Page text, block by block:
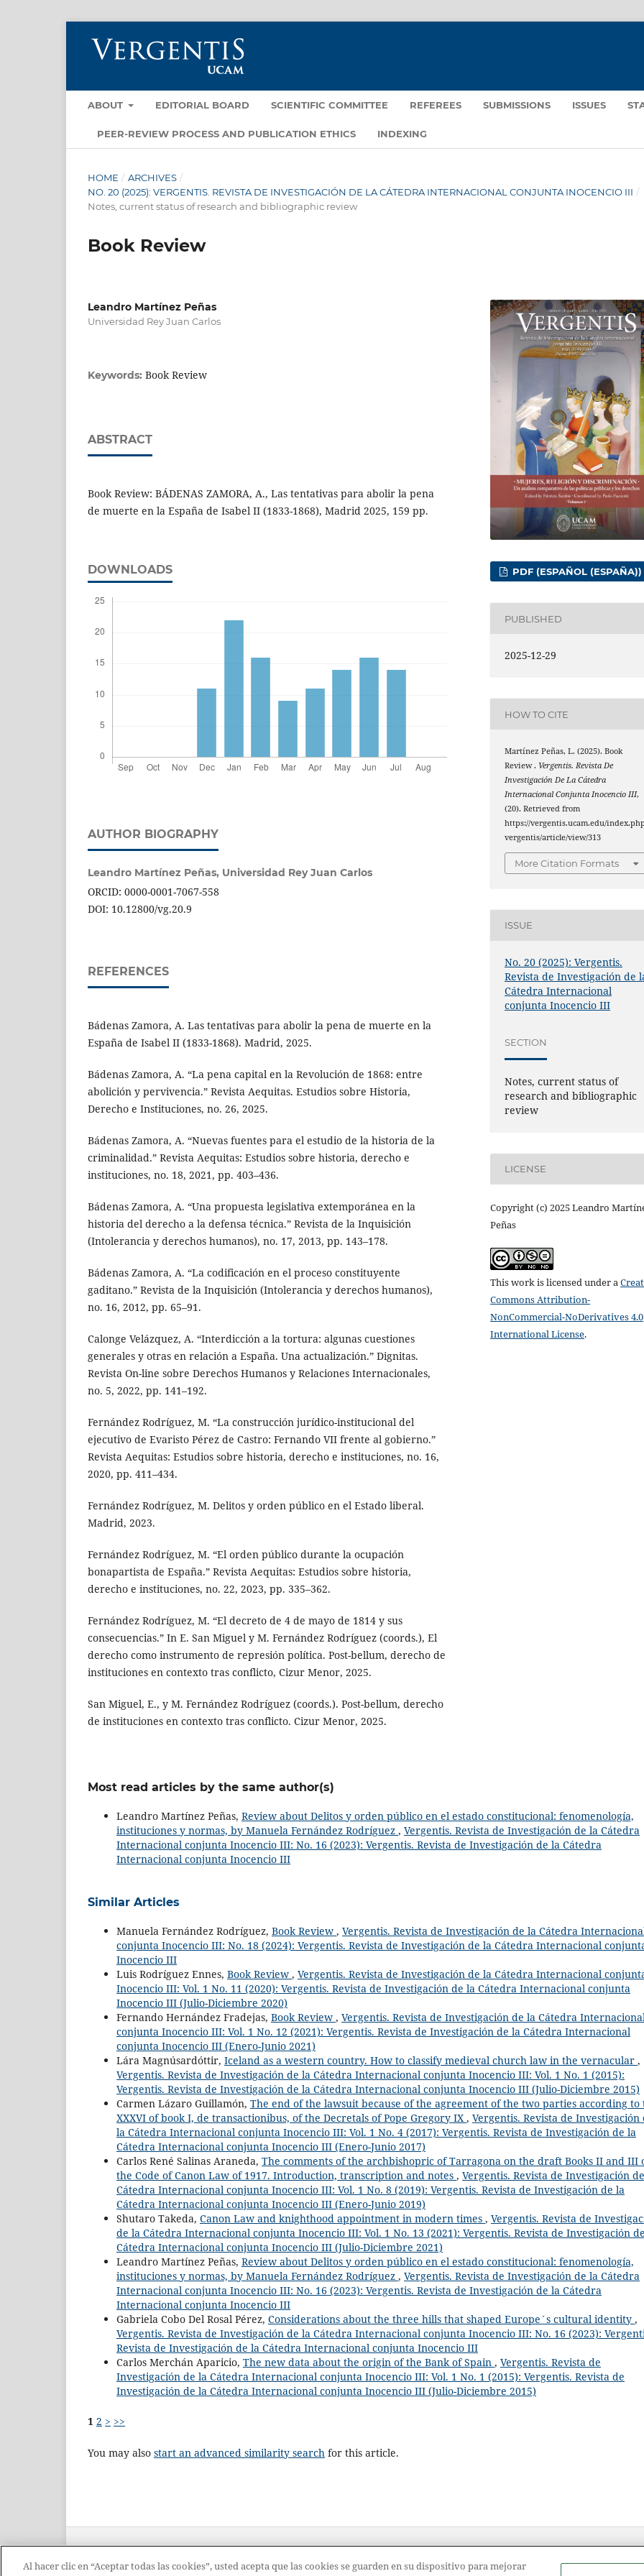
ABOUT EDITORIAL BOARD SCIENTIFIC COMMITTEE REFEREES SUBMISSIONS ISSUES
PEER-REVIEW PROCESS AND PUBLICATION ETHICS INDEXING
HOME / ARCHIVES /
NO. 20 (2025): VERGENTIS. REVISTA DE INVESTIGACIÓN DE LA CÁTEDRA INTERNACIONAL CONJUNTA INOCENCIO III /
Notes, current status of research and bibliographic review
Book Review
Leandro Martínez Peñas
Universidad Rey Juan Carlos
Keywords: Book Review
ABSTRACT
Book Review: BÁDENAS ZAMORA, A., Las tentativas para abolir la pena
de muerte en la España de Isabel II (1833-1868), Madrid 2025, 159 pp.
DOWNLOADS
AUTHOR BIOGRAPHY
Leandro Martínez Peñas, Universidad Rey Juan Carlos
ORCID: 0000-0001-7067-558
DOI: 10.12800/vg.20.9
REFERENCES
Bádenas Zamora, A. Las tentativas para abolir la pena de muerte en la
España de Isabel II (1833-1868). Madrid, 2025.
Bádenas Zamora, A. “La pena capital en la Revolución de 1868: entre
abolición y pervivencia.” Revista Aequitas. Estudios sobre Historia,
Derecho e Instituciones, no. 26, 2025.
Bádenas Zamora, A. “Nuevas fuentes para el estudio de la historia de la
criminalidad.” Revista Aequitas: Estudios sobre historia, derecho e
instituciones, no. 18, 2021, pp. 403–436.
Bádenas Zamora, A. “Una propuesta legislativa extemporánea en la
historia del derecho a la defensa técnica.” Revista de la Inquisición
(Intolerancia y derechos humanos), no. 17, 2013, pp. 143–178.
Bádenas Zamora, A. “La codificación en el proceso constituyente
gaditano.” Revista de la Inquisición (Intolerancia y derechos humanos),
no. 16, 2012, pp. 65–91.
Calonge Velázquez, A. “Interdicción a la tortura: algunas cuestiones
generales y otras en relación a España. Una actualización.” Dignitas.
Revista On-line sobre Derechos Humanos y Relaciones Internacionales,
no. 5, 2022, pp. 141–192.
Fernández Rodríguez, M. “La construcción jurídico-institucional del
ejecutivo de Evaristo Pérez de Castro: Fernando VII frente al gobierno.”
Revista Aequitas: Estudios sobre historia, derecho e instituciones, no. 16,
2020, pp. 411–434.
Fernández Rodríguez, M. Delitos y orden público en el Estado liberal.
Madrid, 2023.
Fernández Rodríguez, M. “El orden público durante la ocupación
bonapartista de España.” Revista Aequitas: Estudios sobre historia,
derecho e instituciones, no. 22, 2023, pp. 335–362.
Fernández Rodríguez, M. “El decreto de 4 de mayo de 1814 y sus
consecuencias.” In E. San Miguel y M. Fernández Rodríguez (coords.), El
derecho como instrumento de represión política. Post-bellum, derecho de
instituciones en contexto tras conflicto, Cizur Menor, 2025.
San Miguel, E., y M. Fernández Rodríguez (coords.). Post-bellum, derecho
de instituciones en contexto tras conflicto. Cizur Menor, 2025.
PDF (ESPAÑOL (ESPAÑA))
PUBLISHED
2025-12-29
HOW TO CITE
Martínez Peñas, L. (2025). Book
Review . Vergentis. Revista De
Investigación De La Cátedra
Internacional Conjunta Inocencio III,
(20). Retrieved from
https://vergentis.ucam.edu/
vergentis/article/view/313
More Citation Formats
ISSUE
No. 20 (2025): Vergentis.
Revista de Investigación de
Cátedra Internacional
conjunta Inocencio III
SECTION
Notes, current status of
research and bibliographic
review
LICENSE
Copyright (c) 2025 Leandro
Peñas
This work is licensed under a
Commons Attribution-
NonCommercial-NoDerivatives 4.0
International License.
Most read articles by the same author(s)
Leandro Martínez Peñas, Review about Delitos y orden público en el estado constitucional: fenomenología,
instituciones y normas, by Manuela Fernández Rodríguez , Vergentis. Revista de Investigación de la Cátedra
Internacional conjunta Inocencio III: No. 16 (2023): Vergentis. Revista de Investigación de la Cátedra
Internacional conjunta Inocencio III
Similar Articles
Manuela Fernández Rodríguez, Book Review , Vergentis. Revista de Investigación de la Cátedra
conjunta Inocencio III: No. 18 (2024): Vergentis. Revista de Investigación de la Cátedra Internacional
Inocencio III
Luis Rodríguez Ennes, Book Review , Vergentis. Revista de Investigación de la Cátedra Internacional
Inocencio III: Vol. 1 No. 11 (2020): Vergentis. Revista de Investigación de la Cátedra Internacional conjunta
Inocencio III (Julio-Diciembre 2020)
Fernando Hernández Fradejas, Book Review , Vergentis. Revista de Investigación de la Cátedra
conjunta Inocencio III: Vol. 1 No. 12 (2021): Vergentis. Revista de Investigación de la Cátedra Internacional
conjunta Inocencio III (Enero-Junio 2021)
Lára Magnúsardóttir, Iceland as a western country. How to classify medieval church law in the vernacular ,
Vergentis. Revista de Investigación de la Cátedra Internacional conjunta Inocencio III: Vol. 1 No. 1 (2015):
Vergentis. Revista de Investigación de la Cátedra Internacional conjunta Inocencio III (Julio-Diciembre 2015)
Carmen Lázaro Guillamón, The end of the lawsuit because of the agreement of the two parties according to
XXXVI of book I, de transactionibus, of the Decretals of Pope Gregory IX , Vergentis. Revista de Investigación
la Cátedra Internacional conjunta Inocencio III: Vol. 1 No. 4 (2017): Vergentis. Revista de Investigación de la
Cátedra Internacional conjunta Inocencio III (Enero-Junio 2017)
Carlos René Salinas Araneda, The comments of the archbishopric of Tarragona on the draft Books II and III
the Code of Canon Law of 1917. Introduction, transcription and notes , Vergentis. Revista de Investigación
Cátedra Internacional conjunta Inocencio III: Vol. 1 No. 8 (2019): Vergentis. Revista de Investigación de la
Cátedra Internacional conjunta Inocencio III (Enero-Junio 2019)
Shutaro Takeda, Canon Law and knighthood appointment in modern times , Vergentis. Revista de
de la Cátedra Internacional conjunta Inocencio III: Vol. 1 No. 13 (2021): Vergentis. Revista de Investigación
Cátedra Internacional conjunta Inocencio III (Julio-Diciembre 2021)
Leandro Martínez Peñas, Review about Delitos y orden público en el estado constitucional: fenomenología,
instituciones y normas, by Manuela Fernández Rodríguez , Vergentis. Revista de Investigación de la Cátedra
Internacional conjunta Inocencio III: No. 16 (2023): Vergentis. Revista de Investigación de la Cátedra
Internacional conjunta Inocencio III
Gabriela Cobo Del Rosal Pérez, Considerations about the three hills that shaped Europe´s cultural identity ,
Vergentis. Revista de Investigación de la Cátedra Internacional conjunta Inocencio III: No. 16 (2023):
Revista de Investigación de la Cátedra Internacional conjunta Inocencio III
Carlos Merchán Aparicio, The new data about the origin of the Bank of Spain , Vergentis. Revista de
Investigación de la Cátedra Internacional conjunta Inocencio III: Vol. 1 No. 1 (2015): Vergentis. Revista de
Investigación de la Cátedra Internacional conjunta Inocencio III (Julio-Diciembre 2015)
1 2 > >>
You may also start an advanced similarity search for this article.
Al hacer clic en “Aceptar todas las cookies”, usted acepta que las cookies se guarden en su dispositivo para mejorar